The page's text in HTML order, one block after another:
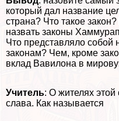
который дал название
страна? Что такое
назвать законы
Что представляло собой
законам? Чем, кроме
вклад Вавилона в
Учитель: О жителях
слава. Как называется